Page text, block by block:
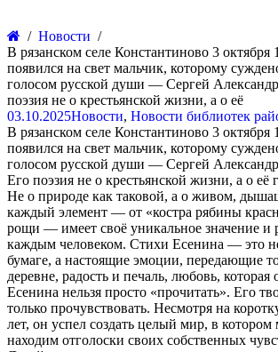
Новости
В рязанском селе Константиново 3 октября
появился на свет мальчик, которому
голосом русской души — Сергей
поэзия не о крестьянской жизни, а о её
03.10.2025Новости, Новости библиотек
В рязанском селе Константиново 3 октября
появился на свет мальчик, которому
голосом русской души — Сергей
Его поэзия не о крестьянской жизни, а о её
Не о природе как таковой, а о живом,
каждый элемент — от «костра рябины
рощи — имеет своё уникальное значение и
каждым человеком. Стихи Есенина — это
бумаге, а настоящие эмоции, передающие
деревне, радость и печаль, любовь, которая
Есенина нельзя просто «прочитать». Его
только прочувствовать. Несмотря на
лет, он успел создать целый мир, в
находим отголоски своих собственных